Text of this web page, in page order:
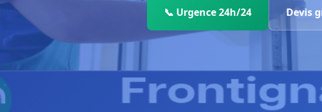
📞 Urgence 24h/24 Devis